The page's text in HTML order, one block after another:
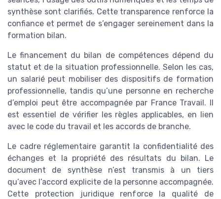
synthèse sont clarifiés. Cette transparence renforce la
confiance et permet de s’engager sereinement dans la
formation bilan.
Le financement du bilan de compétences dépend du
statut et de la situation professionnelle. Selon les cas,
un salarié peut mobiliser des dispositifs de formation
professionnelle, tandis qu’une personne en recherche
d’emploi peut être accompagnée par France Travail. Il
est essentiel de vérifier les règles applicables, en lien
avec le code du travail et les accords de branche.
Le cadre réglementaire garantit la confidentialité des
échanges et la propriété des résultats du bilan. Le
document de synthèse n’est transmis à un tiers
qu’avec l’accord explicite de la personne accompagnée.
Cette protection juridique renforce la qualité de